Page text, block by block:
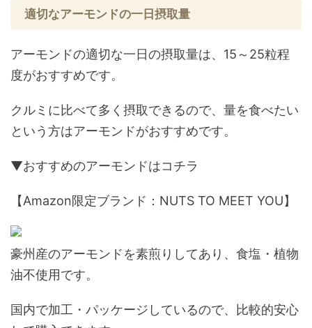
適切なアーモンドの一日摂取量
アーモンドの適切な一日の摂取量は、15～25粒程
度がおすすめです。
クルミに比べて多く摂取できるので、量を食べたい
という方はアーモンドがおすすめです。
▼おすすめのアーモンドはコチラ
【Amazon限定ブランド：NUTS TO MEET YOU】
豪州産のアーモンドを素煎りしてあり、食塩・植物
油不使用です。
国内で加工・パッケージしているので、比較的安心